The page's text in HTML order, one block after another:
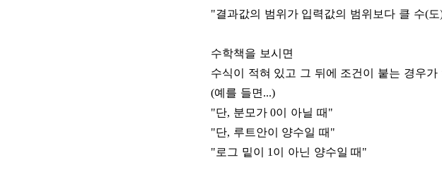
"결과값의 범위가 입력값의 범위보다 클 수(
수학책을 보시면
수식이 적혀 있고 그 뒤에 조건이 붙는 경우가
(예를 들면...)
"단, 분모가 0이 아닐 때"
"단, 루트안이 양수일 때"
"로그 밑이 1이 아닌 양수일 때"